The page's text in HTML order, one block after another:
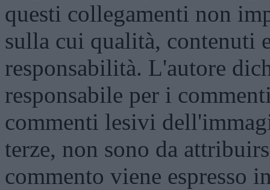
questi collegamenti non
sulla cui qualità, contenuti
responsabilità. L'autore
responsabile per i
commenti lesivi
terze, non sono da
commento viene espresso